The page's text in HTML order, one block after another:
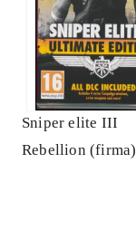
Sniper elite III
Rebellion (firma)